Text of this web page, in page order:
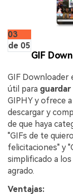
03
de 05
GIF
GIF Downloader
útil para guardar
GIPHY y ofrece
descargar y
de que haya
"GIFs de te
felicitaciones" y
simplificado a
agrado.
Ventajas: